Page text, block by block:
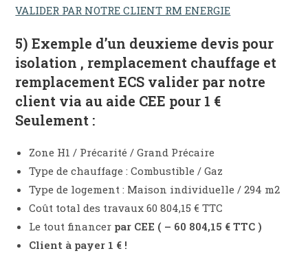
VALIDER PAR NOTRE CLIENT RM ENERGIE
5) Exemple d’un deuxieme devis pour
isolation , remplacement chauffage et
remplacement ECS valider par notre
client via au aide CEE pour 1 €
Seulement :
Zone H1 / Précarité / Grand Précaire
Type de chauffage : Combustible / Gaz
Type de logement : Maison individuelle / 294 m2
Coût total des travaux 60 804,15 € TTC
Le tout financer par CEE ( – 60 804,15 € TTC )
Client à payer 1 € !